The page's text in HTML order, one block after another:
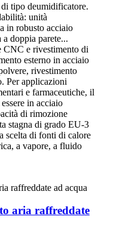
tipo deumidificatore.
unità
in robusto acciaio
doppia parete...
CNC e rivestimento di
esterno in acciaio
rivestimento
Per applicazioni
e farmaceutiche, il
in acciaio
di rimozione
stagna di grado EU-3
scelta di fonti di calore
a vapore, a fluido
aria raffreddate